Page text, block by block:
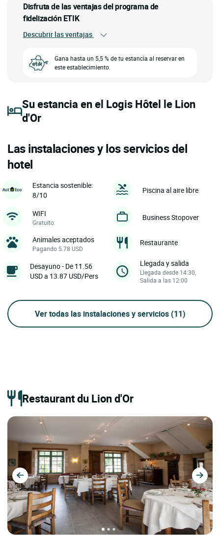
Disfruta de las ventajas del programa de
fidelización ETIK
Descubrir las ventajas
Gana hasta un 5,5 % de tu estancia al reservar en
este establecimiento.
Su estancia en el Logis Hôtel le Lion
d'Or
Las instalaciones y los servicios del
hotel
Estancia sostenible:
8/10
Piscina al aire libre
WIFI
Gratuito
Business Stopover
Animales aceptados
Pagando 5.78 USD
Restaurante
Desayuno - De 11.56
USD a 13.87 USD/Pers
Llegada y salida
Llegada desde 14:30,
Salida a las 12:00
Ver todas las instalaciones y servicios (11)
Restaurant du Lion d'Or